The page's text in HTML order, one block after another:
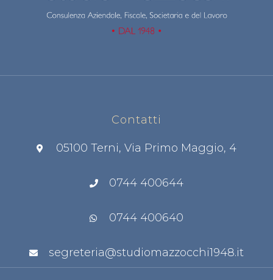
Contatti
05100 Terni, Via Primo Maggio, 4
0744 400644
0744 400640
segreteria@studiomazzocchi1948.it